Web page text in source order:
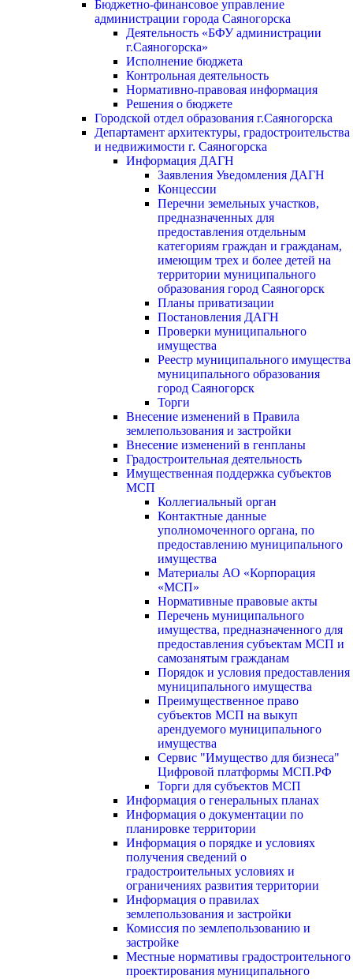
Бюджетно-финансовое управление
администрации города Саяногорска
Деятельность «БФУ администрации
г.Саяногорска»
Исполнение бюджета
Контрольная деятельность
Нормативно-правовая информация
Решения о бюджете
Городской отдел образования г.Саяногорска
Департамент архитектуры, градостроительства
и недвижимости г. Саяногорска
Информация ДАГН
Заявления Уведомления ДАГН
Концессии
Перечни земельных участков,
предназначенных для
предоставления отдельным
категориям граждан и гражданам,
имеющим трех и более детей на
территории муниципального
образования город Саяногорск
Планы приватизации
Постановления ДАГН
Проверки муниципального
имущества
Реестр муниципального имущества
муниципального образования
город Саяногорск
Торги
Внесение изменений в Правила
землепользования и застройки
Внесение изменений в генпланы
Градостроительная деятельность
Имущественная поддержка субъектов
МСП
Коллегиальный орган
Контактные данные
уполномоченного органа, по
предоставлению муниципального
имущества
Материалы АО «Корпорация
«МСП»
Нормативные правовые акты
Перечень муниципального
имущества, предназначенного для
предоставления субъектам МСП и
самозанятым гражданам
Порядок и условия предоставления
муниципального имущества
Преимущественное право
субъектов МСП на выкуп
арендуемого муниципального
имущества
Сервис "Имущество для бизнеса"
Цифровой платформы МСП.РФ
Торги для субъектов МСП
Информация о генеральных планах
Информация о документации по
планировке территории
Информация о порядке и условиях
получения сведений о
градостроительных условиях и
ограничениях развития территории
Информация о правилах
землепользования и застройки
Комиссия по землепользованию и
застройке
Местные нормативы градостроительного
проектирования муниципального